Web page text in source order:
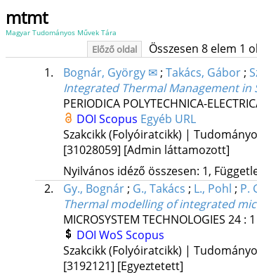
mtmt
Magyar Tudományos Művek Tára
Előző oldal Összesen 8 elem 1
1. Bognár, György ✉; Takács, Gábor;
Integrated Thermal Management in
PERIODICA POLYTECHNICA-
DOI Scopus Egyéb URL
Szakcikk (Folyóiratcikk) |
[31028059] [Admin láttamozott]
Nyilvános idéző összesen: 1,
2.
Gy., Bognár; G., Takács ; L., Pohl ; P.
Thermal modelling of integrated
MICROSYSTEM TECHNOLOGIES 24: 1
DOI WoS Scopus
Szakcikk (Folyóiratcikk) |
[3192121] [Egyeztetett]